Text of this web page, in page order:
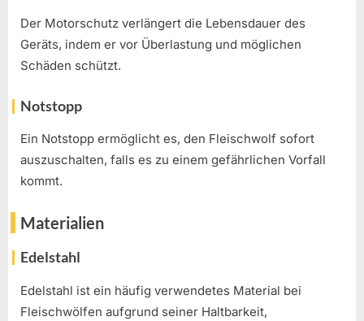
Der Motorschutz verlängert die Lebensdauer des
Geräts, indem er vor Überlastung und möglichen
Schäden schützt.
Notstopp
Ein Notstopp ermöglicht es, den Fleischwolf sofort
auszuschalten, falls es zu einem gefährlichen Vorfall
kommt.
Materialien
Edelstahl
Edelstahl ist ein häufig verwendetes Material bei
Fleischwölfen aufgrund seiner Haltbarkeit,